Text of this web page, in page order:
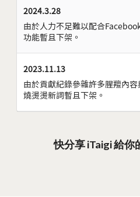
2024.3.28
由於人力不足難以配合
功能暫且下架。
2023.11.13
由於貢獻紀錄參雜許多腥羶內
燒燙燙新詞暫且下架。
快分享 iTaigi 給你